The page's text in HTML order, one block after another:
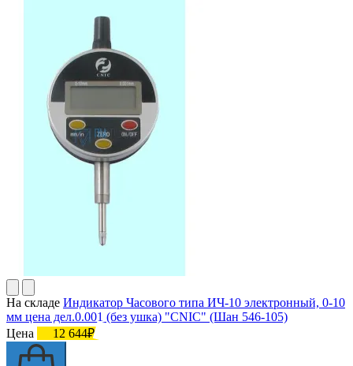
На складе Индикатор Часового типа ИЧ-10 электронный, 0-10
мм цена дел.0.001 (без ушка) "CNIC" (Шан 546-105)
Цена
12 644₽